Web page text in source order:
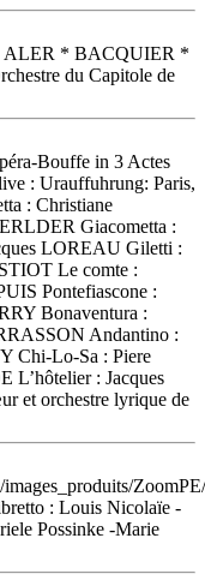
ALER * BACQUIER *
du Capitole de
Bouffe in 3 Actes
: Urauffuhrung: Paris,
: Christiane
Giacometta :
LOREAU Giletti :
Le comte :
Pontefiascone :
Bonaventura :
Andantino :
Chi-Lo-Sa : Piere
L’hôtelier : Jacques
et orchestre lyrique de
: Louis Nicolaïe -
Possinke -Marie